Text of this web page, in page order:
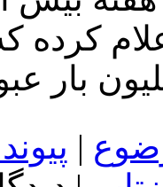
کرده
|